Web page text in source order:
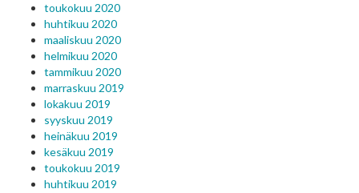
toukokuu 2020
huhtikuu 2020
maaliskuu 2020
helmikuu 2020
tammikuu 2020
marraskuu 2019
lokakuu 2019
syyskuu 2019
heinäkuu 2019
kesäkuu 2019
toukokuu 2019
huhtikuu 2019